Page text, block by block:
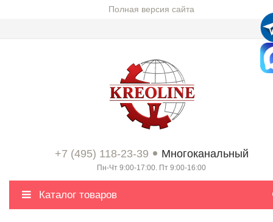
Полная версия сайта
+7 (495) 118-23-39 Многоканальный
Пн-Чт 9:00-17:00. Пт 9:00-16:00
Каталог товаров